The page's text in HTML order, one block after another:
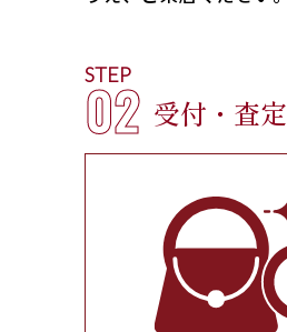
STEP
02 受付・査定